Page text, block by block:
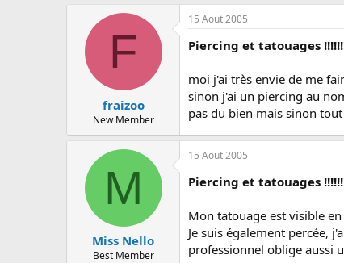
F
fraizoo
New Member
15 Aout 2005
Piercing et tatouages
moi j'ai très envie de me
sinon j'ai un piercing au
pas du bien mais sinon tout
M
Miss Nello
Best Member
15 Aout 2005
Piercing et tatouages
Mon tatouage est visible
Je suis également percée,
professionnel oblige aussi